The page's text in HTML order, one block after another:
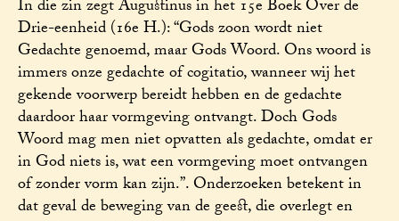
In die zin zegt Augustinus in het 15e Boek Over de
Drie-eenheid (16e H.): “Gods zoon wordt niet
Gedachte genoemd, maar Gods Woord. Ons woord is
immers onze gedachte of cogitatio, wanneer wij het
gekende voorwerp bereidt hebben en de gedachte
daardoor haar vormgeving ontvangt. Doch Gods
Woord mag men niet opvatten als gedachte, omdat er
in God niets is, wat een vormgeving moet ontvangen
of zonder vorm kan zijn.”. Onderzoeken betekent in
dat geval de beweging van de geest, die overlegt en